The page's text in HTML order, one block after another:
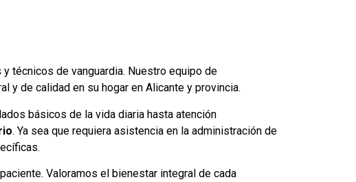
técnicos de vanguardia. Nuestro equipo de
y de calidad en su hogar en Alicante y provincia.
básicos de la vida diaria hasta atención
. Ya sea que requiera asistencia en la administración de
Valoramos el bienestar integral de cada